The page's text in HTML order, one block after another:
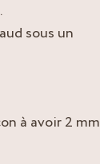
sous un
à avoir 2 mm